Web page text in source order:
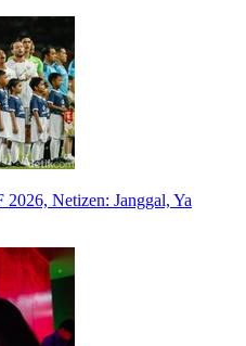
Netizen: Janggal, Ya